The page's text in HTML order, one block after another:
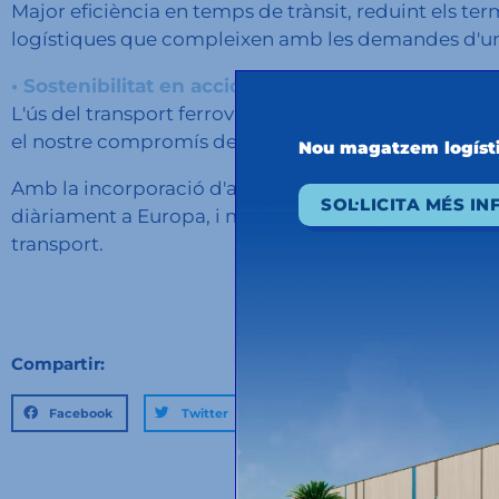
Major eficiència en temps de trànsit, reduint els
logístiques que compleixen amb les demandes
• Sostenibilitat en acció
L'ús del transport ferroviari contribueix
el nostre compromís de construir un futur més
Amb la incorporació d'aquesta ruta, ja són cinc,
diàriament a Europa, i més de mil els viatges que
transport.
Compartir:
Facebook Twitter
Nou magatzem
SOL·LICITA MÉS